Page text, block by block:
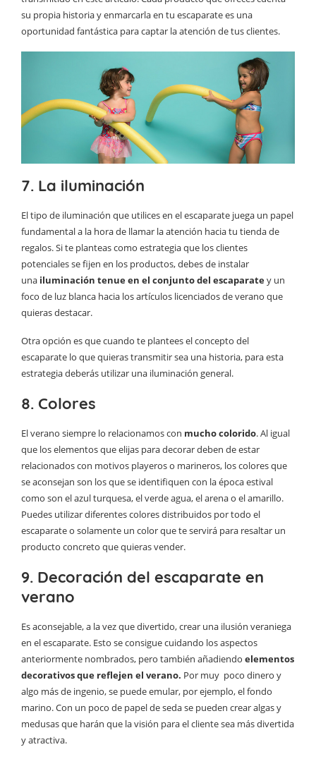
su propia historia y enmarcarla en tu escaparate es una
oportunidad fantástica para captar la atención de tus clientes.
7. La iluminación
El tipo de iluminación que utilices en el escaparate juega un papel
fundamental a la hora de llamar la atención hacia tu tienda de
regalos. Si te planteas como estrategia que los clientes
potenciales se fijen en los productos, debes de instalar
una iluminación tenue en el conjunto del escaparatey un
foco de luz blanca hacia los artículos licenciados de verano que
quieras destacar.
Otra opción es que cuando te plantees el concepto del
escaparate lo que quieras transmitir sea una historia, para esta
estrategia deberás utilizar una iluminación general.
8. Colores
El verano siempre lo relacionamos con mucho colorido. Al igual
que los elementos que elijas para decorar deben de estar
relacionados con motivos playeros o marineros, los colores que
se aconsejan son los que se identifiquen con la época estival
como son el azul turquesa, el verde agua, el arena o el amarillo.
Puedes utilizar diferentes colores distribuidos por todo el
escaparate o solamente un color que te servirá para resaltar un
producto concreto que quieras vender.
9. Decoración del escaparate en
verano
Es aconsejable, a la vez que divertido, crear una ilusión veraniega
en el escaparate. Esto se consigue cuidando los aspectos
anteriormente nombrados, pero también añadiendo elementos
decorativos que reflejen el verano. Por muy poco dinero y
algo más de ingenio, se puede emular, por ejemplo, el fondo
marino. Con un poco de papel de seda se pueden crear algas y
medusas que harán que la visión para el cliente sea más divertida
y atractiva.